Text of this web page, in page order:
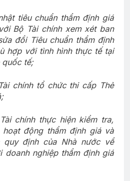
tiêu chuẩn thẩm định giá
Bộ Tài chính xem xét ban
đổi Tiêu chuẩn thẩm định
hợp với tình hình thực tế tại
quốc tế;
chính tổ chức thi cấp Thẻ
chính thực hiện kiểm tra,
động thẩm định giá và
quy định của Nhà nước về
doanh nghiệp thẩm định giá